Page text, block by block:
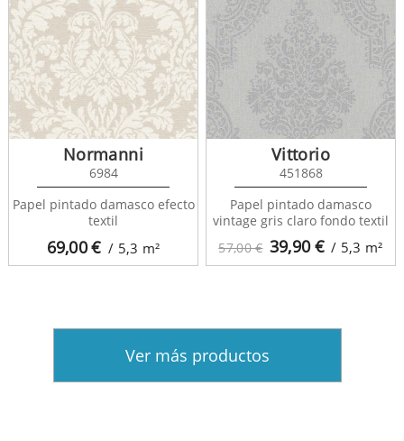
69,00€ / 5,3 m²
Normanni
6984
Papel pintado damasco efecto
textil
57,00 € 39,90€ / 5,3 m²
Vittorio
451868
Papel pintado damasco
vintage gris claro fondo textil
Ver más productos